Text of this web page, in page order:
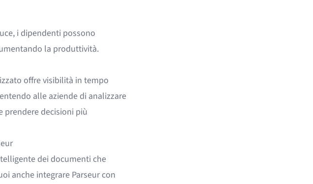
i dipendenti possono
la produttività.
offre visibilità in tempo
alle aziende di analizzare
prendere decisioni più
dei documenti che
anche integrare Parseur con